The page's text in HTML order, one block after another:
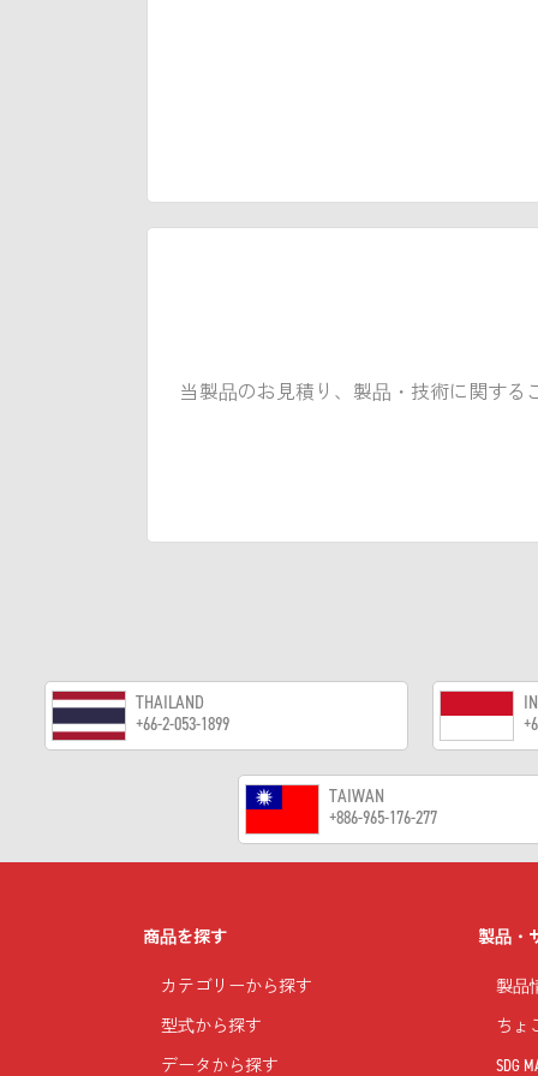
当製品のお見積り、製品・技術に関する
THAILAND
+66-2-053-1899
TAIWAN
+886-965-176-277
商品を探す
カテゴリーから探す
型式から探す
データから探す
製品・
製品
ちょ
SDG